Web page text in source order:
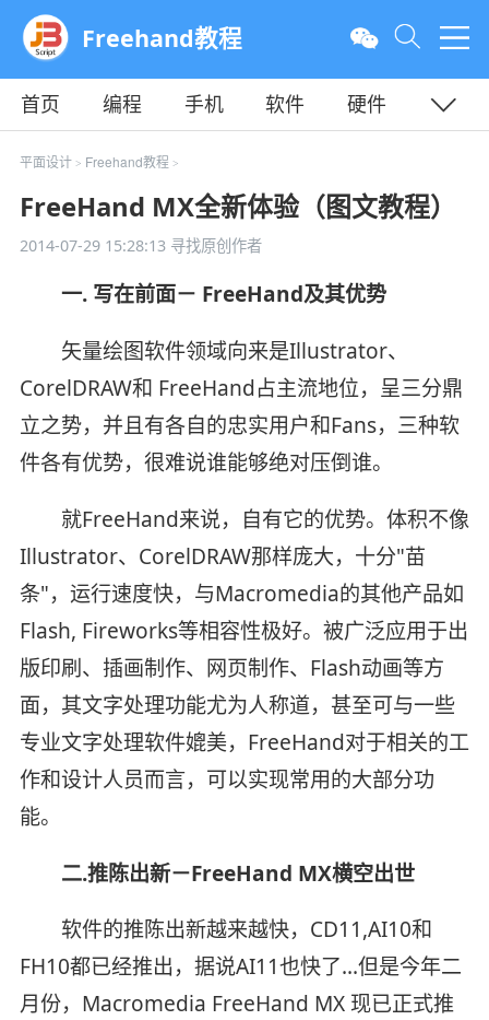
Freehand教程
首页 编程 手机 软件
硬件
教程
平面 服务器
平面设计> Freehand教程 >
FreeHand MX全新体验（图文教程）
2014-07-29 15:28:13寻找原创作者
一. 写在前面－ FreeHand及其优势
矢量绘图软件领域向来是Illustrator、
CorelDRAW和 FreeHand占主流地位，呈三分鼎
立之势，并且有各自的忠实用户和Fans，三种软
件各有优势，很难说谁能够绝对压倒谁。
就FreeHand来说，自有它的优势。体积不像
Illustrator、CorelDRAW那样庞大，十分"苗
条"，运行速度快，与Macromedia的其他产品如
Flash, Fireworks等相容性极好。被广泛应用于出
版印刷、插画制作、网页制作、Flash动画等方
面，其文字处理功能尤为人称道，甚至可与一些
专业文字处理软件媲美，FreeHand对于相关的工
作和设计人员而言，可以实现常用的大部分功
能。
二.推陈出新－FreeHand MX横空出世
软件的推陈出新越来越快，CD11,AI10和
FH10都已经推出，据说AI11也快了…但是今年二
月份，Macromedia FreeHand MX 现已正式推